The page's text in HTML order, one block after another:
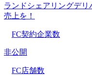
ランドシェアリングデ
売上を！
FC契約企業数
非公開
FC店舗数